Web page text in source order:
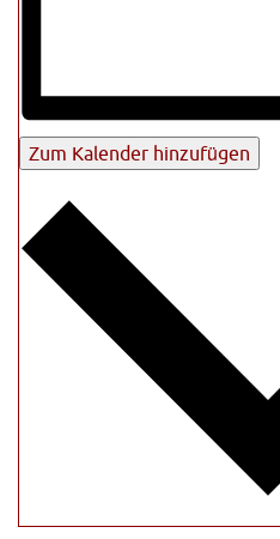
Zum Kalender hinzufügen